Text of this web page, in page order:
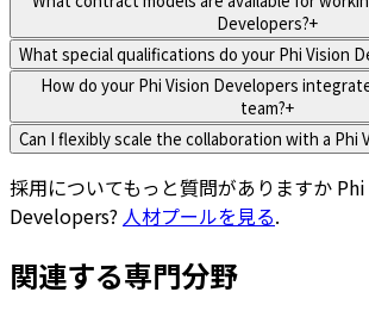
Developers?+
What special qualifications do your Phi Vision
How do your Phi Vision Developers
team?+
Can I flexibly scale the collaboration with a Phi
採用についてもっと質問がありますか
Developers? 人材プールを見る.
関連する専門分野